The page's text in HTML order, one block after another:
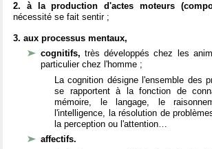
2. à la production d'actes moteurs
nécessité se fait sentir ;
3. aux processus mentaux,
cognitifs,très développés chez les
particulier chez l'homme ;
La cognition désigne l'ensemble des
se rapportent à la fonction de
mémoire, le langage, le
l'intelligence, la résolution de
la perception ou l'attention…
affectifs.